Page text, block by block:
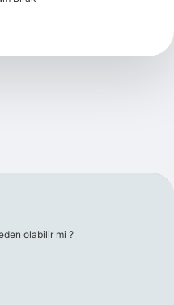
olabilir mi ?